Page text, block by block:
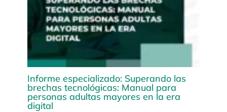
Informe especializado: Superando las
brechas tecnológicas: Manual para
personas adultas mayores en la era
digital